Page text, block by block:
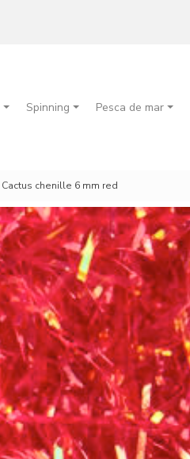
Spinning Pesca de mar
Cactus chenille 6 mm red